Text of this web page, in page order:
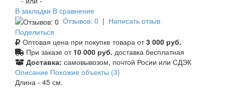
В закладки В сравнение
Отзывов: 0 | Написать отзыв
Поделиться
Оптовая цена при покупке товара от3 000 руб.
При заказе от 10 000 руб. доставка бесплатная
Доставка: самовывозом, почтой Росии или СДЭК
Описание Похожие объекты (3)
Длина - 45 см.